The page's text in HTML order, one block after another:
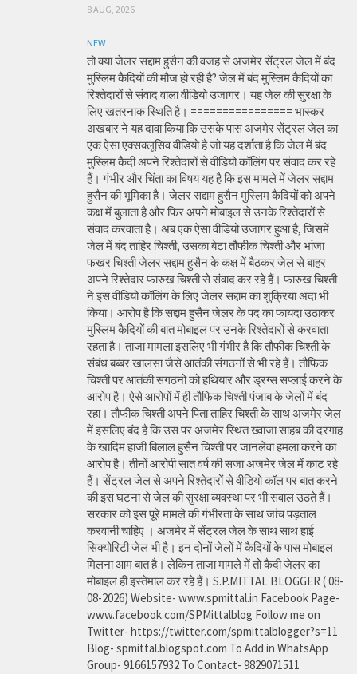
8 AUG, 2026
NEW
तो क्या जेलर सद्दाम हुसैन की वजह से अजमेर सेंट्रल जेल में बंद
मुस्लिम कैदियों की मौज हो रही है? जेल में बंद मुस्लिम कैदियों का
रिश्तेदारों से संवाद वाला वीडियो उजागर। यह जेल की सुरक्षा के
लिए खतरनाक स्थिति है। ================ भास्कर
अखबार ने यह दावा किया कि उसके पास अजमेर सेंट्रल जेल का
एक ऐसा एक्सक्लूसिव वीडियो है जो यह दर्शाता है कि जेल में बंद
मुस्लिम कैदी अपने रिश्तेदारों से वीडियो कॉलिंग पर संवाद कर रहे
हैं। गंभीर और चिंता का विषय यह है कि इस मामले में जेलर सद्दाम
हुसैन की भूमिका है। जेलर सद्दाम हुसैन मुस्लिम कैदियों को अपने
कक्ष में बुलाता है और फिर अपने मोबाइल से उनके रिश्तेदारों से
संवाद करवाता है। अब एक ऐसा वीडियो उजागर हुआ है, जिसमें
जेल में बंद ताहिर चिश्ती, उसका बेटा तौफीक चिश्ती और भांजा
फखर चिश्ती जेलर सद्दाम हुसैन के कक्ष में बैठकर जेल से बाहर
अपने रिश्तेदार फारुख चिश्ती से संवाद कर रहे हैं। फारुख चिश्ती
ने इस वीडियो कॉलिंग के लिए जेलर सद्दाम का शुक्रिया अदा भी
किया। आरोप है कि सद्दाम हुसैन जेलर के पद का फायदा उठाकर
मुस्लिम कैदियों की बात मोबाइल पर उनके रिश्तेदारों से करवाता
रहता है। ताजा मामला इसलिए भी गंभीर है कि तौफीक चिश्ती के
संबंध बब्बर खालसा जैसे आतंकी संगठनों से भी रहे हैं। तौफिक
चिश्ती पर आतंकी संगठनों को हथियार और ड्रग्स सप्लाई करने के
आरोप है। ऐसे आरोपों में ही तौफिक चिश्ती पंजाब के जेलों में बंद
रहा। तौफीक चिश्ती अपने पिता ताहिर चिश्ती के साथ अजमेर जेल
में इसलिए बंद है कि उस पर अजमेर स्थित ख्वाजा साहब की दरगाह
के खादिम हाजी बिलाल हुसैन चिश्ती पर जानलेवा हमला करने का
आरोप है। तीनों आरोपी सात वर्ष की सजा अजमेर जेल में काट रहे
हैं। सेंट्रल जेल से अपने रिश्तेदारों से वीडियो कॉल पर बात करने
की इस घटना से जेल की सुरक्षा व्यवस्था पर भी सवाल उठते हैं।
सरकार को इस पूरे मामले की गंभीरता के साथ जांच पड़ताल
करवानी चाहिए । अजमेर में सेंट्रल जेल के साथ साथ हाई
सिक्योरिटी जेल भी है। इन दोनों जेलों में कैदियों के पास मोबाइल
मिलना आम बात है। लेकिन ताजा मामले में तो कैदी जेलर का
मोबाइल ही इस्तेमाल कर रहे हैं। S.P.MITTAL BLOGGER ( 08-
08-2026) Website- www.spmittal.in Facebook Page-
www.facebook.com/SPMittalblog Follow me on
Twitter- https://twitter.com/spmittalblogger?s=11
Blog- spmittal.blogspot.com To Add in WhatsApp
Group- 9166157932 To Contact- 9829071511